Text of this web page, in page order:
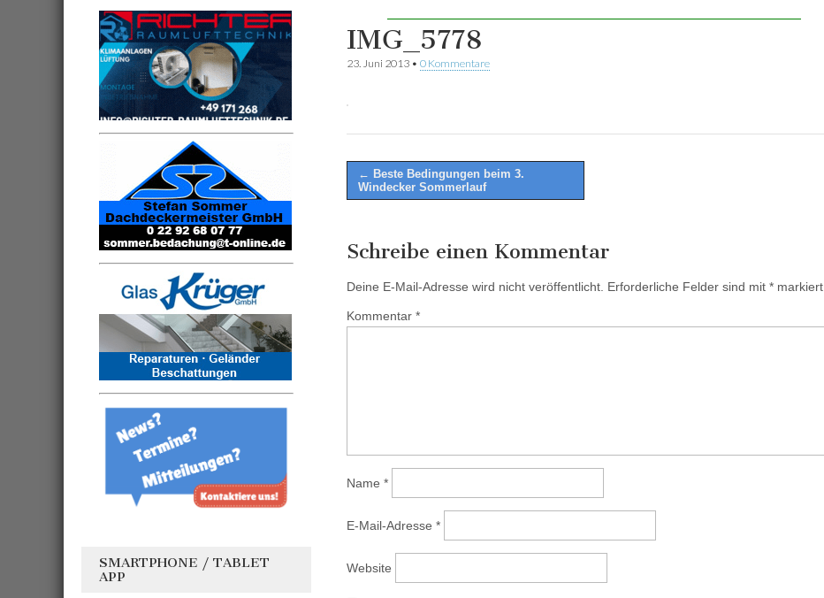
IMG_5778
23. Juni 2013 • 0 Kommentare
Post
navigation
← Beste Bedingungen beim 3.
Windecker Sommerlauf
Schreibe einen Kommentar
Deine E-Mail-Adresse wird nicht veröffentlicht. Erforderliche Felder sind mit * markiert
Kommentar *
Name *
E-Mail-Adresse *
Website
SMARTPHONE / TABLET
APP